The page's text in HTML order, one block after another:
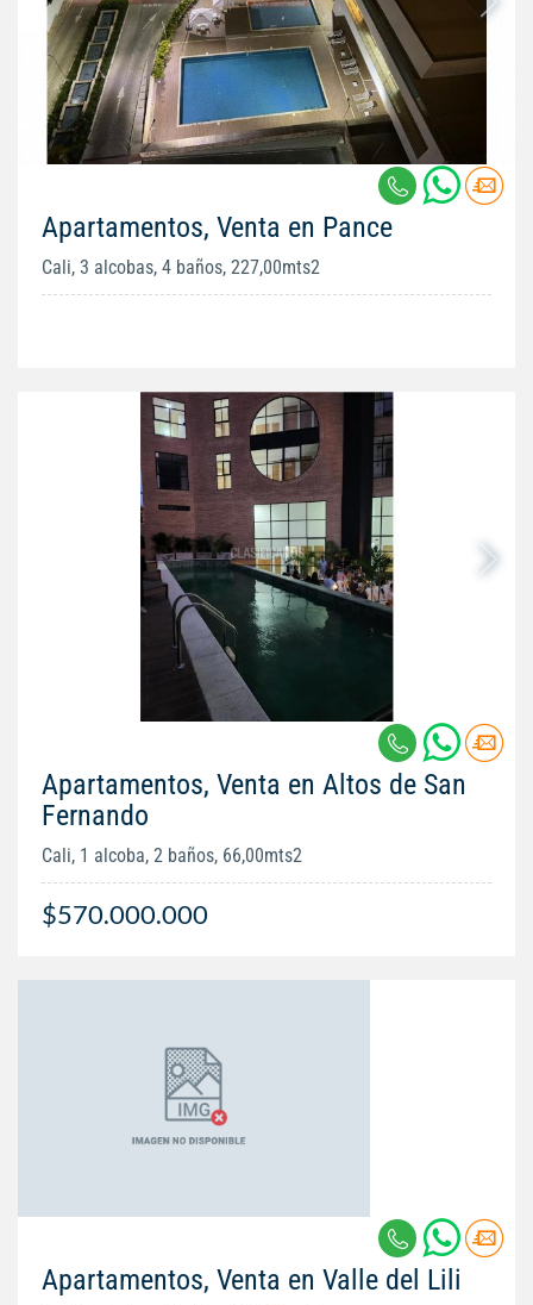
Apartamentos, Venta en Pance
Cali, 3 alcobas, 4 baños, 227,00mts2
Apartamentos, Venta en Altos de San
Fernando
Cali, 1 alcoba, 2 baños, 66,00mts2
$570.000.000
Apartamentos, Venta en Valle del Lili